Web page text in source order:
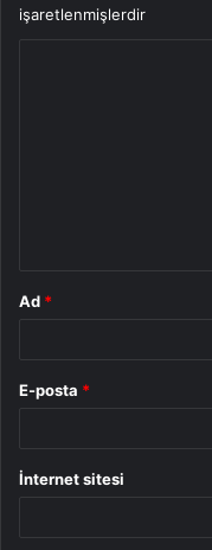
işaretlenmişlerdir
Ad *
E-posta *
İnternet sitesi